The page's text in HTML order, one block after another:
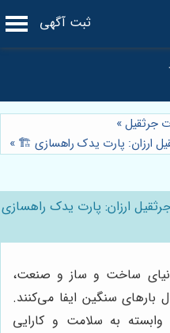
ثبت آگهی
جرثقیل»
ارزان: پارت یدک راهسازی 🏗️ »
ارزان: پارت یدک راهسازی
ساخت و ساز و صنعت،
بارهای سنگین ایفا می‌کنند.
به سلامت و کارایی